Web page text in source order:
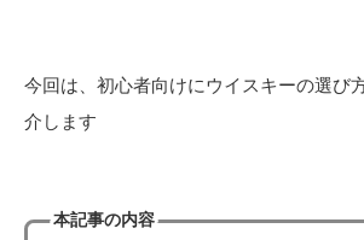
今回は、初心者向けにウイスキーの選び
介します
本記事の内容